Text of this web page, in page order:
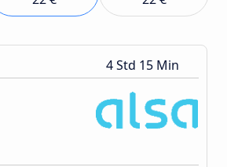
4 Std 15 Min